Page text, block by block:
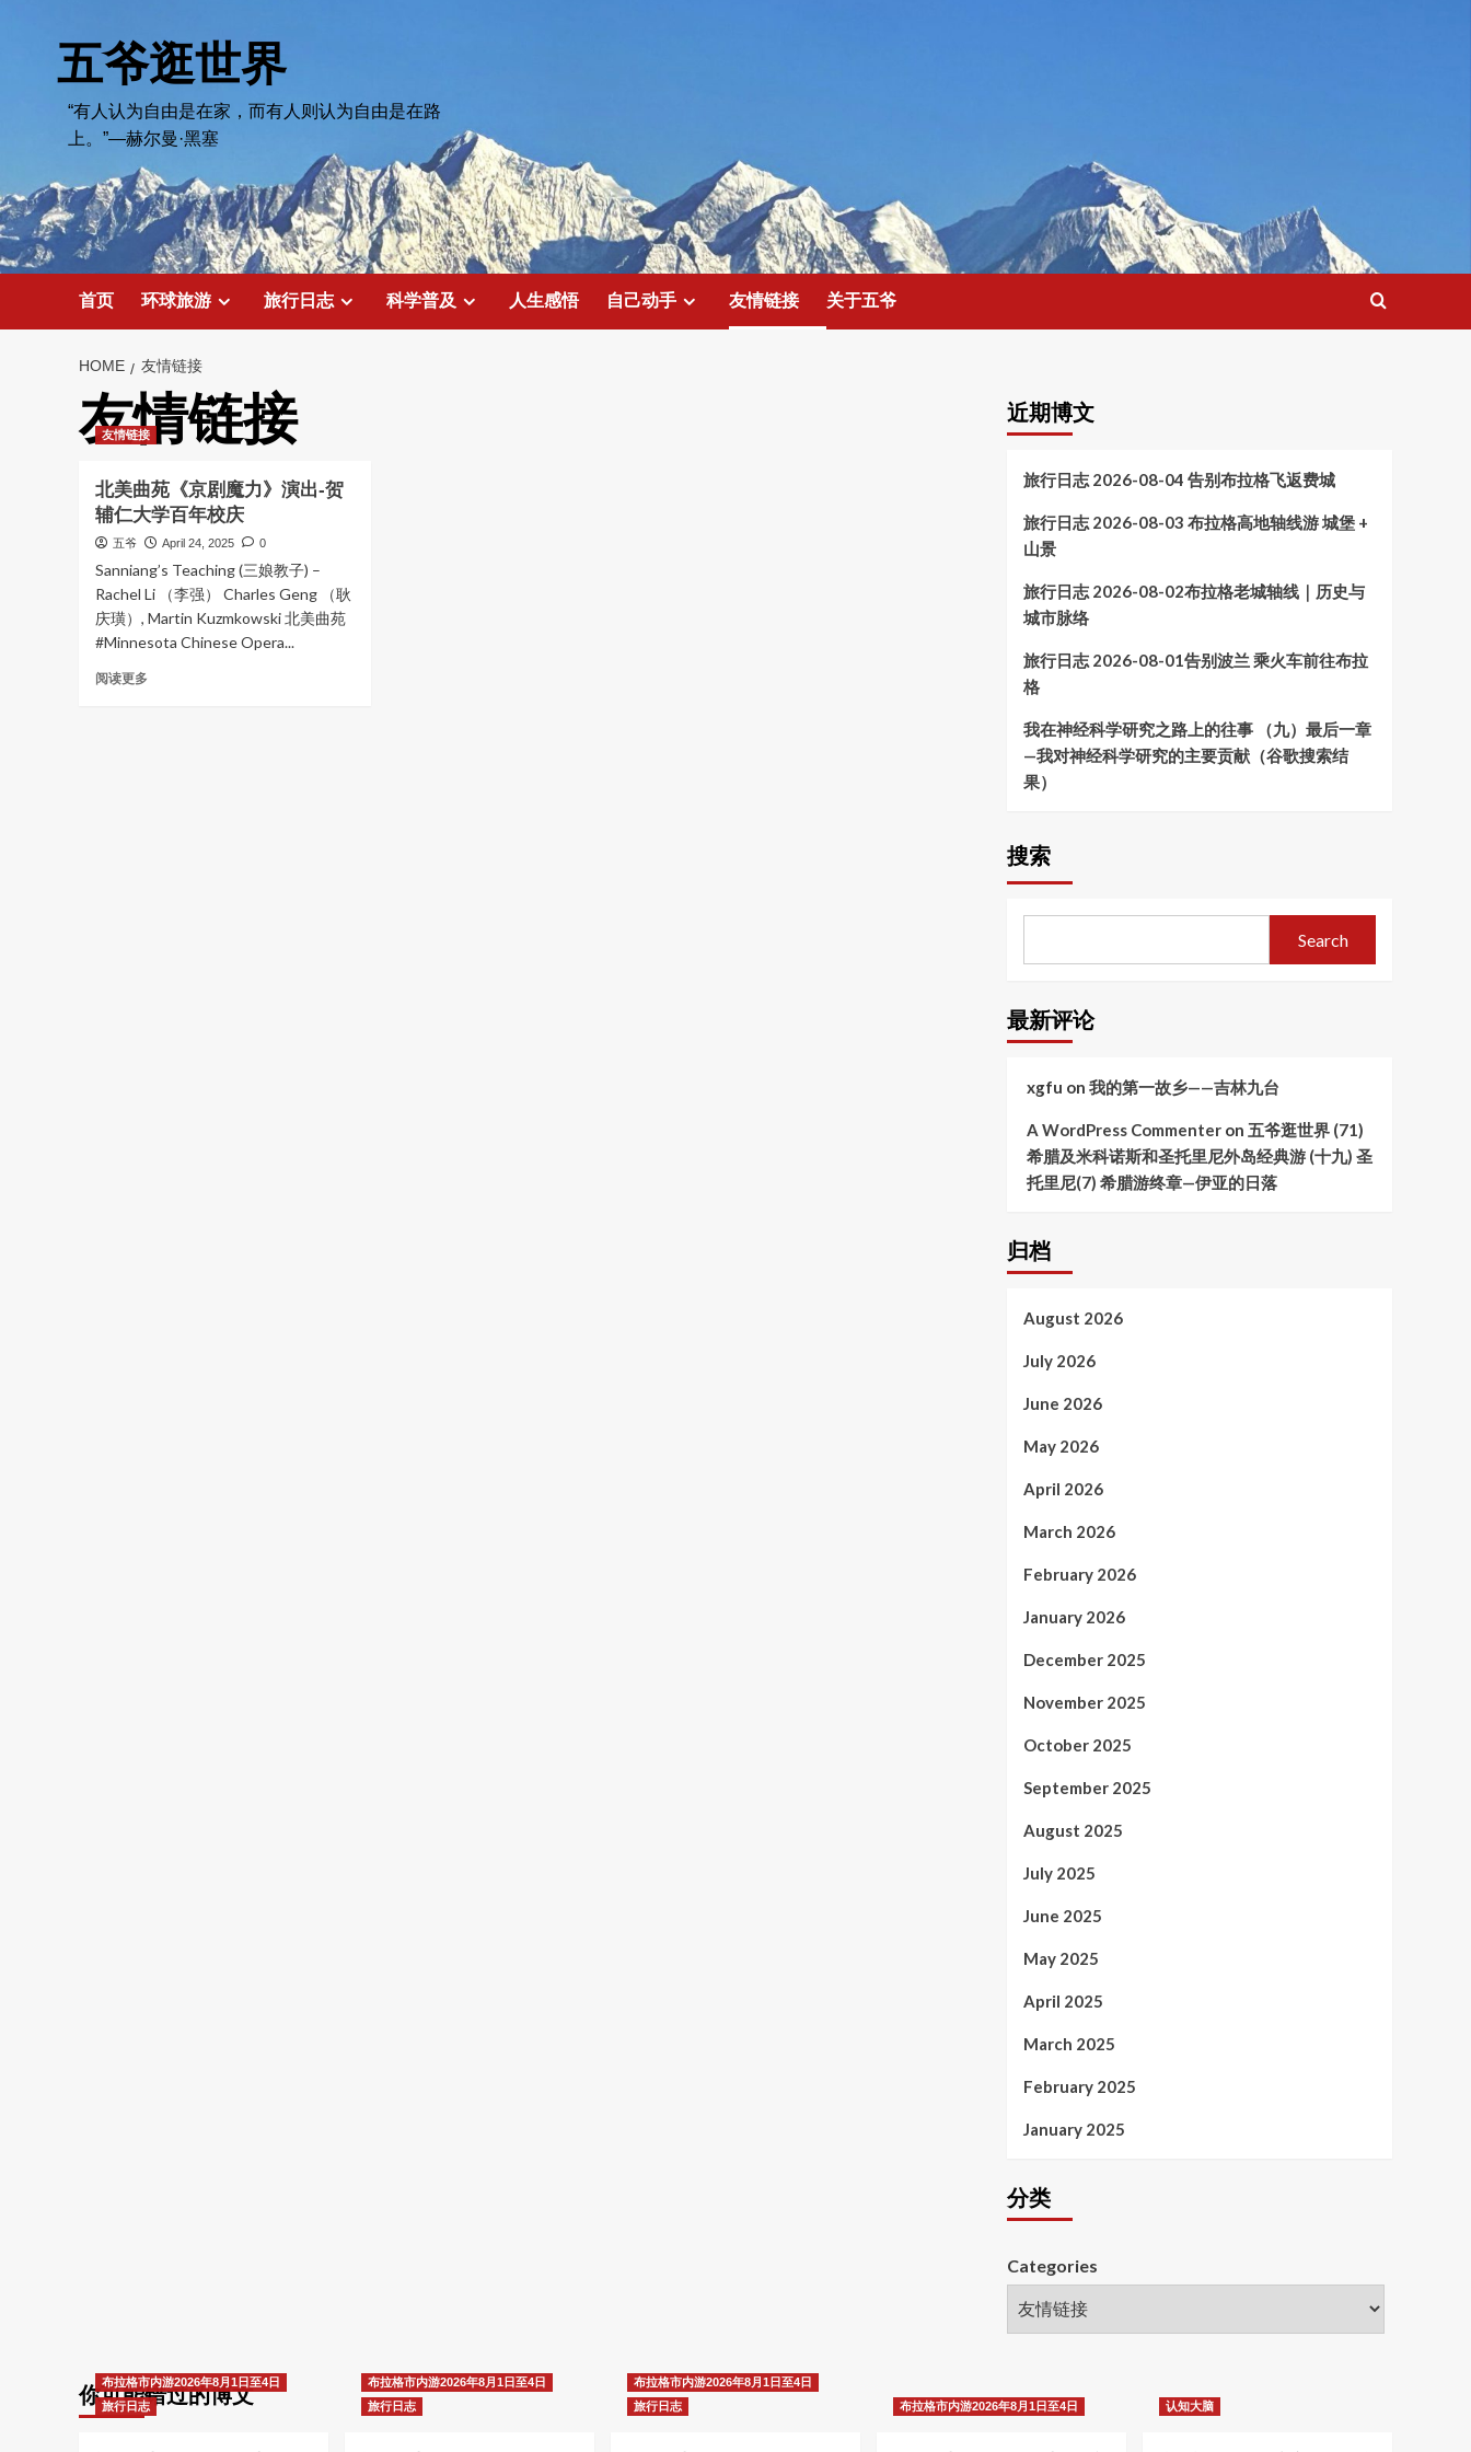
五爷逛世界
“有人认为自由是在家，而有人则认为自由是在路
上。”—赫尔曼·黑塞
首页 环球旅游 旅行日志 科学普及 人生感悟 自己动手 友情链接 关于五爷
HOME 友情链接
友情链接
友情链接
北美曲苑《京剧魔力》演出-贺
辅仁大学百年校庆
五爷 April 24, 2025 0
Sanniang’s Teaching (三娘教子) –
Rachel Li （李强） Charles Geng （耿
庆璜）, Martin Kuzmkowski 北美曲苑
#Minnesota Chinese Opera...
阅读更多
近期博文
旅行日志 2026-08-04 告别布拉格飞返费城
旅行日志 2026-08-03 布拉格高地轴线游 城堡 +
山景
旅行日志 2026-08-02布拉格老城轴线｜历史与
城市脉络
旅行日志 2026-08-01告别波兰 乘火车前往布拉
格
我在神经科学研究之路上的往事 （九）最后一章
—我对神经科学研究的主要贡献（谷歌搜索结
果）
搜索
Search
最新评论
xgfu on 我的第一故乡——吉林九台
A WordPress Commenteron 五爷逛世界 (71)
希腊及米科诺斯和圣托里尼外岛经典游 (十九) 圣
托里尼(7) 希腊游终章—伊亚的日落
归档
August 2026
July 2026
June 2026
May 2026
April 2026
March 2026
February 2026
January 2026
December 2025
November 2025
October 2025
September 2025
August 2025
July 2025
June 2025
May 2025
April 2025
March 2025
February 2025
January 2025
分类
Categories
你可能错过的博文
布拉格市内游2026年8月1日至4日
旅行日志
布拉格市内游2026年8月1日至4日
旅行日志
布拉格市内游2026年8月1日至4日
旅行日志
布拉格市内游2026年8月1日至4日 认知大脑